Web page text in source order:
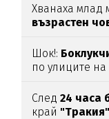
Хванаха млад
възрастен
Шок!:
по улиците
След 24 часа
край